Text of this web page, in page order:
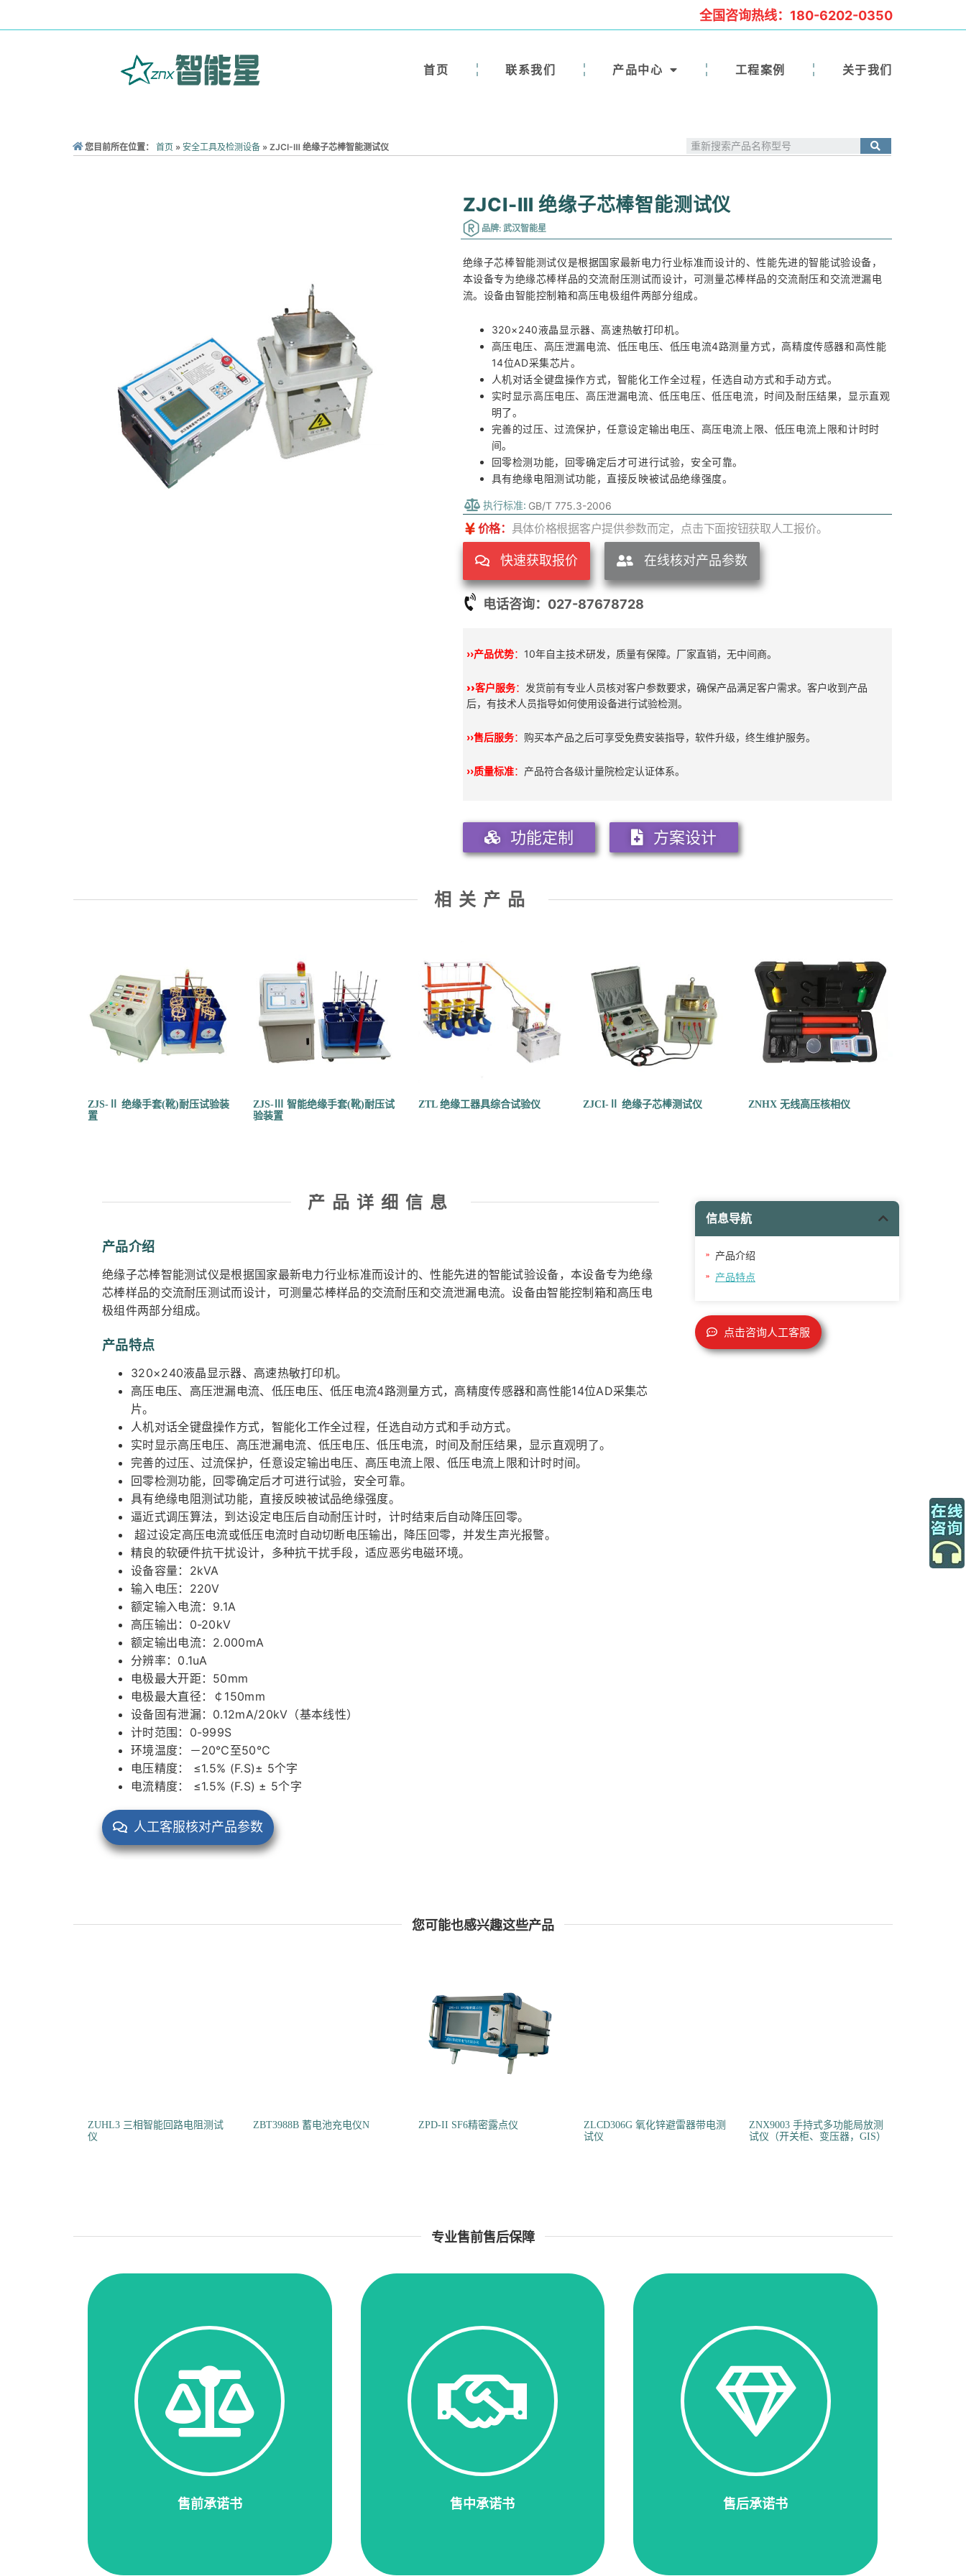
全国咨询热线：180-6202-0350
首页 联系我们 产品中心 工程案例 关于我们
您目前所在位置： 首页 » 安全工具及检测设备 » ZJCI-Ⅲ 绝缘子芯棒智能测试仪
ZJCI-Ⅲ 绝缘子芯棒智能测试仪
品牌: 武汉智能星
绝缘子芯棒智能测试仪是根据国家最新电力行业标准而设计的、性能先进的智能试验设备，
本设备专为绝缘芯棒样品的交流耐压测试而设计，可测量芯棒样品的交流耐压和交流泄漏电
流。设备由智能控制箱和高压电极组件两部分组成。
320×240液晶显示器、高速热敏打印机。
高压电压、高压泄漏电流、低压电压、低压电流4路测量方式，高精度传感器和高性能
14位AD采集芯片。
人机对话全键盘操作方式，智能化工作全过程，任选自动方式和手动方式。
实时显示高压电压、高压泄漏电流、低压电压、低压电流，时间及耐压结果，显示直观
明了。
完善的过压、过流保护，任意设定输出电压、高压电流上限、低压电流上限和计时时
间。
回零检测功能，回零确定后才可进行试验，安全可靠。
具有绝缘电阻测试功能，直接反映被试品绝缘强度。
执行标准: GB/T 775.3-2006
价格： 具体价格根据客户提供参数而定，点击下面按钮获取人工报价。
快速获取报价 在线核对产品参数
电话咨询：027-87678728
››产品优势： 10年自主技术研发，质量有保障。厂家直销，无中间商。
››客户服务： 发货前有专业人员核对客户参数要求，确保产品满足客户需求。客户收到产品
后，有技术人员指导如何使用设备进行试验检测。
››售后服务： 购买本产品之后可享受免费安装指导，软件升级，终生维护服务。
››质量标准： 产品符合各级计量院检定认证体系。
功能定制 方案设计
相关产品
ZJS-Ⅱ 绝缘手套(靴)耐压试验装
置
ZJS-Ⅲ 智能绝缘手套(靴)耐压试
验装置
ZTL 绝缘工器具综合试验仪 ZJCI-Ⅱ 绝缘子芯棒测试仪 ZNHX 无线高压核相仪
产品详细信息​
产品介绍
绝缘子芯棒智能测试仪是根据国家最新电力行业标准而设计的、性能先进的智能试验设备，本设备专为绝缘
芯棒样品的交流耐压测试而设计，可测量芯棒样品的交流耐压和交流泄漏电流。设备由智能控制箱和高压电
极组件两部分组成。
产品特点
320×240液晶显示器、高速热敏打印机。
高压电压、高压泄漏电流、低压电压、低压电流4路测量方式，高精度传感器和高性能14位AD采集芯
片。
人机对话全键盘操作方式，智能化工作全过程，任选自动方式和手动方式。
实时显示高压电压、高压泄漏电流、低压电压、低压电流，时间及耐压结果，显示直观明了。
完善的过压、过流保护，任意设定输出电压、高压电流上限、低压电流上限和计时时间。
回零检测功能，回零确定后才可进行试验，安全可靠。
具有绝缘电阻测试功能，直接反映被试品绝缘强度。
逼近式调压算法，到达设定电压后自动耐压计时，计时结束后自动降压回零。
超过设定高压电流或低压电流时自动切断电压输出，降压回零，并发生声光报警。
精良的软硬件抗干扰设计，多种抗干扰手段，适应恶劣电磁环境。
设备容量：2kVA
输入电压：220V
额定输入电流：9.1A
高压输出：0-20kV
额定输出电流：2.000mA
分辨率：0.1uA
电极最大开距：50mm
电极最大直径：￠150mm
设备固有泄漏：0.12mA/20kV（基本线性）
计时范围：0-999S
环境温度：－20℃至50℃
电压精度： ≤1.5% (F.S)± 5个字
电流精度： ≤1.5% (F.S) ± 5个字
人工客服核对产品参数
信息导航
产品介绍
产品特点
点击咨询人工客服
您可能也感兴趣这些产品
ZUHL3 三相智能回路电阻测试
仪
ZBT3988B 蓄电池充电仪N ZPD-II SF6精密露点仪
ZLCD306G 氧化锌避雷器带电测
试仪
ZNX9003 手持式多功能局放测
试仪（开关柜、变压器，GIS）
专业售前售后保障
售前承诺书
售前承诺书
我们严格执行《售前服务承诺书》，我们专
业提供全套电气测试方案服务是与客户合作
的基础。坚持"用户第一"的原则， 构建良好
的销售眼务体系，为客户提供 优质的售
前'售前服务。
售中承诺书
售中承诺书
我们严格执行《售中服务承诺书》，我 们
深信优质，系统，全面的服务 是事来发展
的基础。在产品定制生产过程中，我们始终
为主动与客户保持沟通，即使更新生产过
程，保证按时保质保量交付产品客户手中。
售后承诺书
售后承诺书
我们严格执行《售后服务承诺书》，我们深
信优质，系统，全面的服务 是事来发展的
基础。经过多年的不断探 索和进取，坚
持"用户第一"的原则。我们提供一年内免费
保修，终身维护的售后政策。